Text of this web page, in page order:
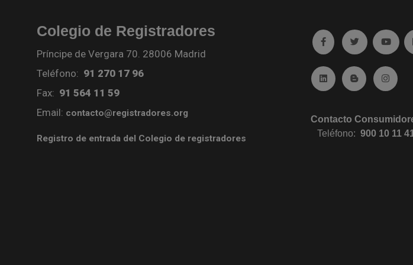
Colegio de Registradores
Príncipe de Vergara 70. 28006 Madrid
Teléfono: 91 270 17 96
Fax: 91 564 11 59
Email: contacto@registradores.org
Registro de entrada del Colegio de registradores
Ir a facebook (abre en
Ir a twitterIr a
Ir a Linkedin (abre en
Ir al BlogIr a
Contacto
Teléfono:900 10 11